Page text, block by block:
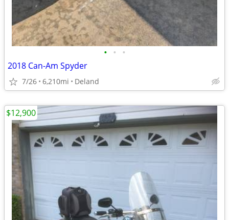
• • •
2018 Can-Am Spyder
7/26 6,210mi Deland
$12,900